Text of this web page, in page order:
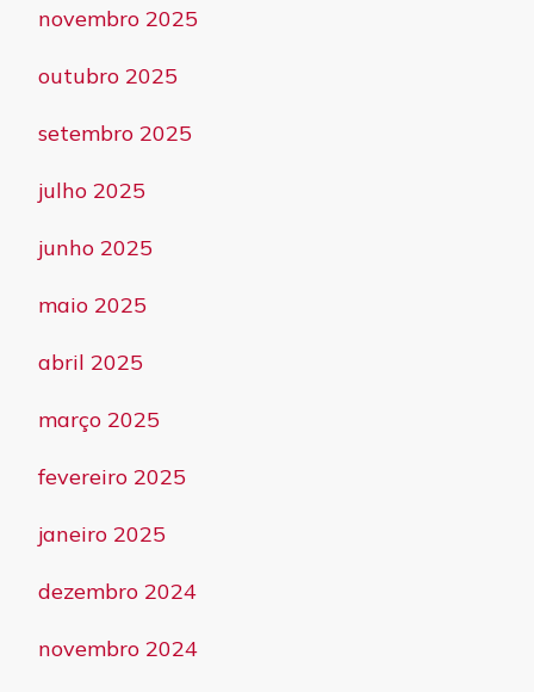
novembro 2025
outubro 2025
setembro 2025
julho 2025
junho 2025
maio 2025
abril 2025
março 2025
fevereiro 2025
janeiro 2025
dezembro 2024
novembro 2024